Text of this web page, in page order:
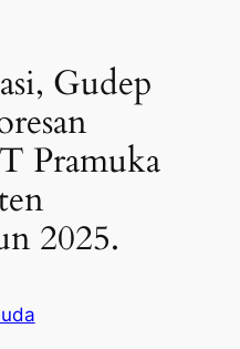
Gudep
Pramuka
2025.